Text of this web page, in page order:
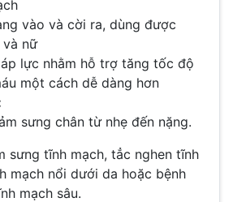
vào và cời ra, dùng được
và nữ
lực nhằm hỗ trợ tăng tốc độ
một cách dễ dàng hơn
sưng chân từ nhẹ đến nặng.
sưng tĩnh mạch, tẳc nghen tĩnh
mạch nổi dưới da hoặc bệnh
mạch sâu.